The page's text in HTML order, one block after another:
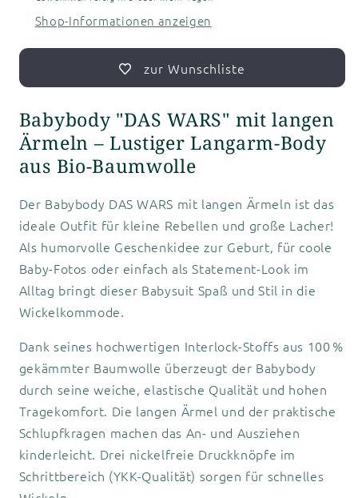
Shop-Informationen anzeigen
zur Wunschliste
Babybody "DAS WARS" mit langen
Ärmeln – Lustiger Langarm-Body
aus Bio-Baumwolle
Der Babybody DAS WARS mit langen Ärmeln ist das
ideale Outfit für kleine Rebellen und große Lacher!
Als humorvolle Geschenkidee zur Geburt, für coole
Baby-Fotos oder einfach als Statement-Look im
Alltag bringt dieser Babysuit Spaß und Stil in die
Wickelkommode.
Dank seines hochwertigen Interlock-Stoffs aus 100 %
gekämmter Baumwolle überzeugt der Babybody
durch seine weiche, elastische Qualität und hohen
Tragekomfort. Die langen Ärmel und der praktische
Schlupfkragen machen das An- und Ausziehen
kinderleicht. Drei nickelfreie Druckknöpfe im
Schrittbereich (YKK-Qualität) sorgen für schnelles